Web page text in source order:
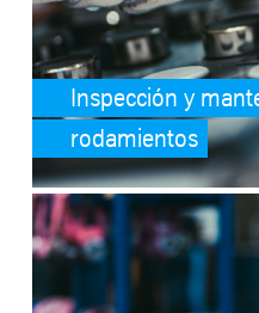
Inspección y
rodamientos
SafeValue must use